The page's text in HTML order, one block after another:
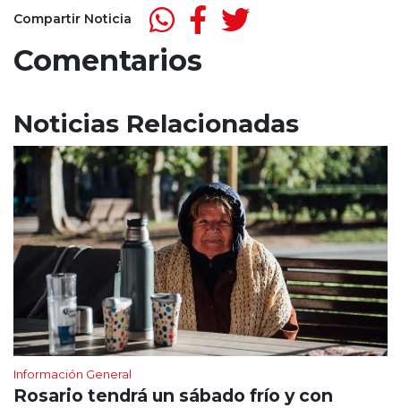
Compartir Noticia
Comentarios
Noticias Relacionadas
Información General
Rosario tendrá un sábado frío y con